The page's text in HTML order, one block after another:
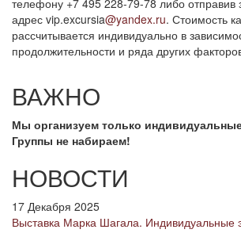
телефону +7 495 228-79-78 либо отправив
адрес vip.excursia@yandex.ru. Стоимость
рассчитывается индивидуально в
продолжительности и ряда других
ВАЖНО
Мы организуем только
Группы не набираем!
НОВОСТИ
17 Декабря 2025
Выставка Марка Шагала. Индивидуальные